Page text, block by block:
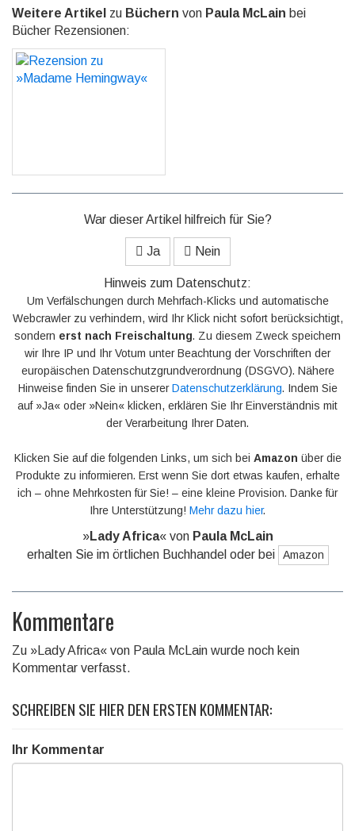
Weitere Artikel zu Büchern von Paula McLain bei
Bücher Rezensionen:
Rezension zu »Madame
Hemingway«
War dieser Artikel hilfreich für Sie?
Ja Nein
Hinweis zum Datenschutz:
Um Verfälschungen durch Mehrfach-Klicks und automatische
Webcrawler zu verhindern, wird Ihr Klick nicht sofort berücksichtigt,
sondern erst nach Freischaltung. Zu diesem Zweck speichern
wir Ihre IP und Ihr Votum unter Beachtung der Vorschriften der
europäischen Datenschutzgrundverordnung (DSGVO). Nähere
Hinweise finden Sie in unsererDatenschutzerklärung. Indem Sie
auf »Ja« oder »Nein« klicken, erklären Sie Ihr Einverständnis mit
der Verarbeitung Ihrer Daten.
Klicken Sie auf die folgenden Links, um sich bei Amazon über die
Produkte zu informieren. Erst wenn Sie dort etwas kaufen, erhalte
ich – ohne Mehrkosten für Sie! – eine kleine Provision. Danke für
Ihre Unterstützung! Mehr dazu hier.
»Lady Africa« von Paula McLain
erhalten Sie im örtlichen Buchhandel oder bei
Amazon
Kommentare
Zu »Lady Africa« von Paula McLain wurde noch kein
Kommentar verfasst.
SCHREIBEN SIE HIER DEN ERSTEN KOMMENTAR:
Ihr Kommentar